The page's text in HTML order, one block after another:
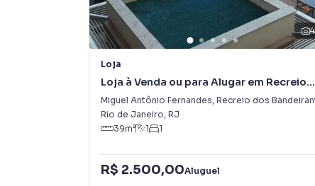
Loja
Loja à Venda ou para Alugar em Recreio
dos Bandeirantes
Miguel Antônio Fernandes, Recreio dos
Rio de Janeiro, RJ
39m² 1 1
R$ 2.500,00Aluguel